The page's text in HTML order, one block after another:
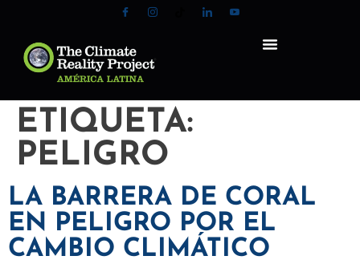
ETIQUETA:
PELIGRO
LA BARRERA DE CORAL
EN PELIGRO POR EL
CAMBIO CLIMÁTICO